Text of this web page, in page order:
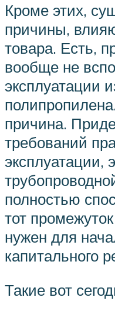
Кроме этих,
причины,
товара. Есть,
вообще не
эксплуатации
причина.
требований
эксплуатации,
полностью
тот
нужен для
капитального
Такие вот